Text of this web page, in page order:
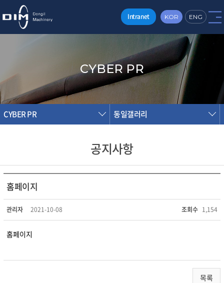
Intranet KOR ENG
CYBER PR
CYBER PR 동일갤러리
공지사항
홈페이지
관리자 2021-10-08 조회수 1,154
홈페이지
목록